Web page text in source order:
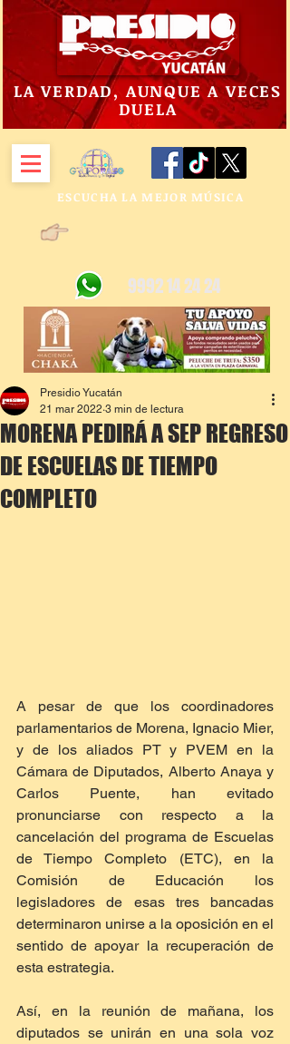
LA VERDAD, AUNQUE A VECES
DUELA
ESCUCHA LA MEJOR MÚSICA
9992 14 24 24
MORENA PEDIRÁ A SEP REGRESO
DE ESCUELAS DE TIEMPO
COMPLETO
Presidio Yucatán
21 mar 2022 3 min de lectura
A pesar de que los coordinadores
parlamentarios de Morena, Ignacio Mier,
y de los aliados PT y PVEM en la
Cámara de Diputados, Alberto Anaya y
Carlos Puente, han evitado
pronunciarse con respecto a la
cancelación del programa de Escuelas
de Tiempo Completo (ETC), en la
Comisión de Educación los
legisladores de esas tres bancadas
determinaron unirse a la oposición en el
sentido de apoyar la recuperación de
esta estrategia.
Así, en la reunión de mañana, los
diputados se unirán en una sola voz